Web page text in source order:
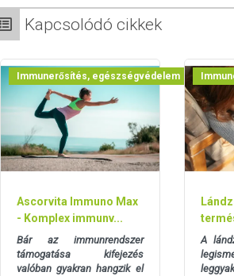
A termék nem helyettesíti a kiegyensúlyozott,
használatát konzultálja kezelőorvosával. Az ajánlott
a készítményt, ha az összetevők bármelyikére
Kapcsolódó cikkek
Immunerősítés, egészségvédelem
Ascorvita Immuno Max
- Komplex immunv...
Bár az immunrendszer
támogatása kifejezés
valóban gyakran hangzik el
A